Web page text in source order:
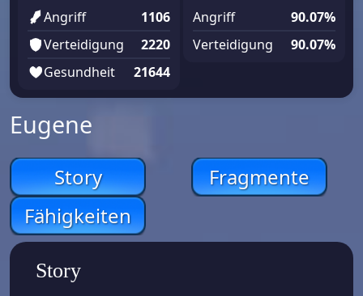
Angriff
1106
Verteidigung
2220
Gesundheit
21644
Angriff
90.07%
Verteidigung
90.07%
Eugene
Story
Fragmente
Fähigkeiten
Story